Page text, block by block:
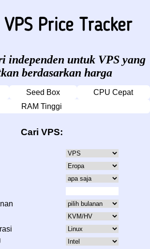
independen untuk VPS yang
berdasarkan harga
Seed Box
CPU Cepat
RAM Tinggi
Cari VPS: